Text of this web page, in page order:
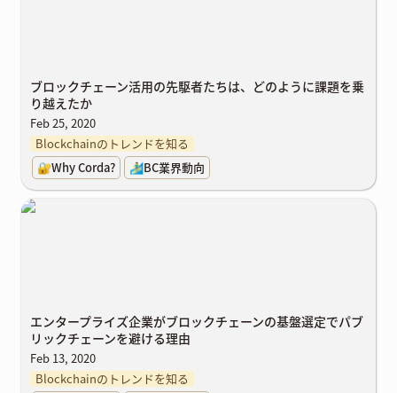
ブロックチェーン活用の先駆者たちは、どのように課題を乗
り越えたか
Feb 25, 2020
Blockchainのトレンドを知る
🔐Why Corda?
🏄‍♂️BC業界動向
エンタープライズ企業がブロックチェーンの基盤選定でパブリック
エンタープライズ企業がブロックチェーンの基盤選定でパブ
リックチェーンを避ける理由
Feb 13, 2020
Blockchainのトレンドを知る